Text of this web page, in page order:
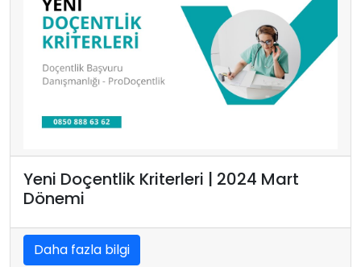
Yeni Doçentlik Kriterleri | 2024 Mart
Dönemi
Daha fazla bilgi